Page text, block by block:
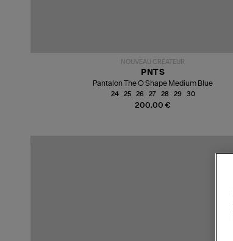
NOUVEAU CRÉATEUR
200,00 €
PNTS
Pantalon The O Shape Medium Blue
24 25 26 27 28 29 30